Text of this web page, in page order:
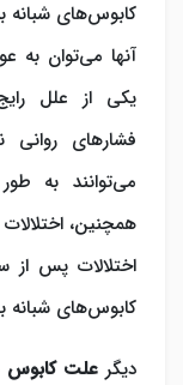
کابوس‌های شبانه
آنها می‌توان به
یکی از علل
فشارهای روانی
می‌توانند به
همچنین،
کابوس‌های شبانه
دیگرعلت کابوس